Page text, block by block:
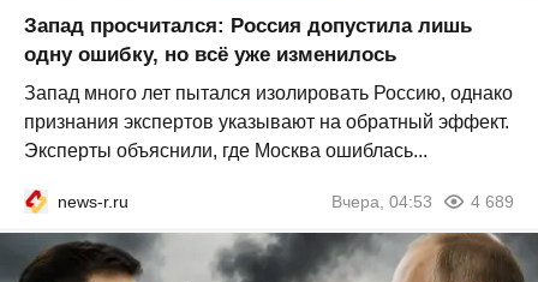
Запад просчитался: Россия допустила лишь
одну ошибку, но всё уже изменилось
Запад много лет пытался изолировать Россию, однако
признания экспертов указывают на обратный эффект.
Эксперты объяснили, где Москва ошиблась...
news-r.ru Вчера, 04:53 4 689